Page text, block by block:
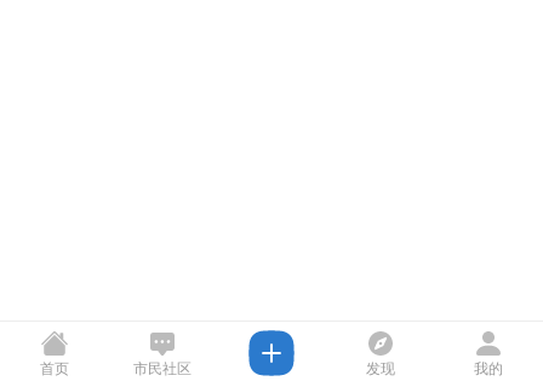
首页 市民社区 发现 我的